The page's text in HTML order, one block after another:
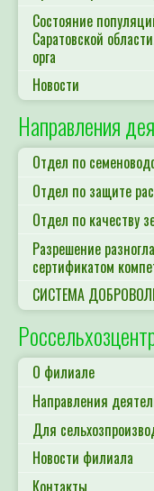
Состояние
Саратовской
орга
Новости
Направления
Отдел по
Отдел по защите
Отдел по качеству
Разрешение
сертификатом
СИСТЕМА
О филиале
Направления
Для
Новости филиала
Контакты